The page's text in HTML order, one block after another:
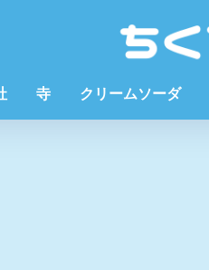
寺 クリームソーダ